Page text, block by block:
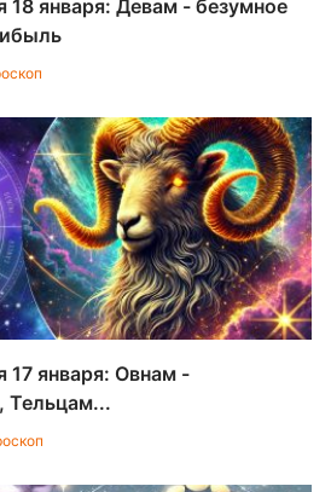
18 января: Девам - безумное
17 января: Овнам -
Тельцам...